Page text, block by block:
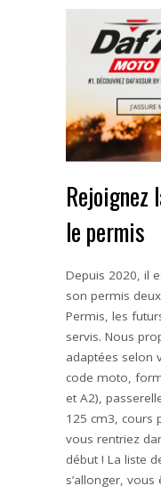
Rejoignez
le permis
Depuis 2020, il
son permis
Permis, les
servis. Nous
adaptées selon
code moto,
et A2),
125 cm3, cours
vous rentriez
début ! La liste
s’allonger,